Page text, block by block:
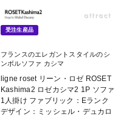
受注生産品
フランスのエレガントスタイルのシ
ンボルソファ カシマ
ligne roset リーン・ロゼ ROSET
Kashima2 ロゼカシマ2 1P ソファ
1人掛け ファブリック：Eランク
デザイン：ミッシェル・デュカロ